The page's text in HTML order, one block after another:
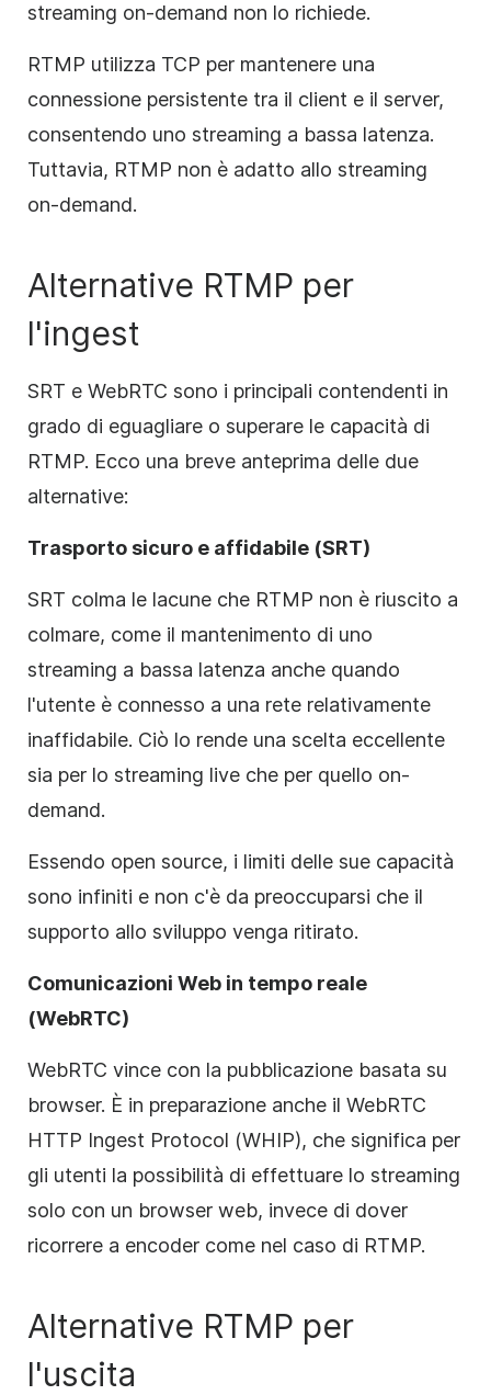
streaming on-demand non lo richiede.
RTMP utilizza TCP per mantenere una
connessione persistente tra il client e il server,
consentendo uno streaming a bassa latenza.
Tuttavia, RTMP non è adatto allo streaming
on-demand.
Alternative RTMP per
l'ingest
SRT e WebRTC sono i principali contendenti in
grado di eguagliare o superare le capacità di
RTMP. Ecco una breve anteprima delle due
alternative:
Trasporto sicuro e affidabile (SRT)
SRT colma le lacune che RTMP non è riuscito a
colmare, come il mantenimento di uno
streaming a bassa latenza anche quando
l'utente è connesso a una rete relativamente
inaffidabile. Ciò lo rende una scelta eccellente
sia per lo streaming live che per quello on-
demand.
Essendo open source, i limiti delle sue capacità
sono infiniti e non c'è da preoccuparsi che il
supporto allo sviluppo venga ritirato.
Comunicazioni Web in tempo reale
(WebRTC)
WebRTC vince con la pubblicazione basata su
browser. È in preparazione anche il WebRTC
HTTP Ingest Protocol (WHIP), che significa per
gli utenti la possibilità di effettuare lo streaming
solo con un browser web, invece di dover
ricorrere a encoder come nel caso di RTMP.
Alternative RTMP per
l'uscita